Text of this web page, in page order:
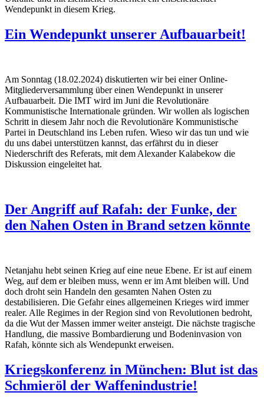
Wendepunkt in diesem Krieg.
Ein Wendepunkt unserer Aufbauarbeit!
Am Sonntag (18.02.2024) diskutierten wir bei einer Online-
Mitgliederversammlung über einen Wendepunkt in unserer
Aufbauarbeit. Die IMT wird im Juni die Revolutionäre
Kommunistische Internationale gründen. Wir wollen als logischen
Schritt in diesem Jahr noch die Revolutionäre Kommunistische
Partei in Deutschland ins Leben rufen. Wieso wir das tun und wie
du uns dabei unterstützen kannst, das erfährst du in dieser
Niederschrift des Referats, mit dem Alexander Kalabekow die
Diskussion eingeleitet hat.
Der Angriff auf Rafah: der Funke, der
den Nahen Osten in Brand setzen könnte
Netanjahu hebt seinen Krieg auf eine neue Ebene. Er ist auf einem
Weg, auf dem er bleiben muss, wenn er im Amt bleiben will. Und
doch droht sein Handeln den gesamten Nahen Osten zu
destabilisieren. Die Gefahr eines allgemeinen Krieges wird immer
realer. Alle Regimes in der Region sind von Revolutionen bedroht,
da die Wut der Massen immer weiter ansteigt. Die nächste tragische
Handlung, die massive Bombardierung und Bodeninvasion von
Rafah, könnte sich als Wendepunkt erweisen.
Kriegskonferenz in München: Blut ist das
Schmieröl der Waffenindustrie!